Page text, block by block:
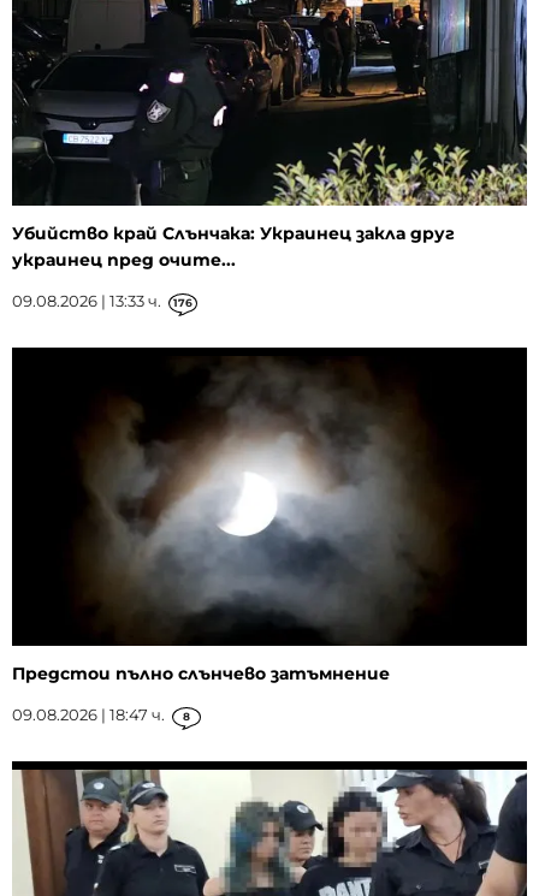
Убийство край Слънчака: Украинец закла друг
украинец пред очите...
09.08.2026 | 13:33 ч. 176
Предстои пълно слънчево затъмнение
09.08.2026 | 18:47 ч. 8